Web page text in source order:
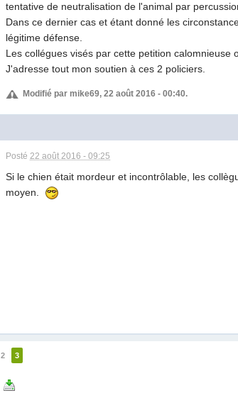
tentative de neutralisation de l'animal par
Dans ce dernier cas et étant donné les
légitime défense.
Les collégues visés par cette petition
J'adresse tout mon soutien à ces 2 policiers.
Modifié par mike69, 22 août 2016 - 00:40.
Posté22 août 2016 - 09:25
Si le chien était mordeur et incontrôlable, les
moyen.
2 3